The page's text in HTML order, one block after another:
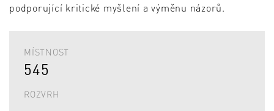
podporující kritické myšlení a výměnu názorů.
MÍSTNOST
545
ROZVRH